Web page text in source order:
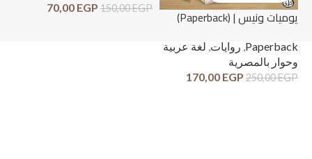
يوميات ونيس | (Paperback)
Paperback
, روايات, لغة عربية
وحوار بالمصرية
250,00EGP
170,00 EGP
150,00EGP
70,00 EGP